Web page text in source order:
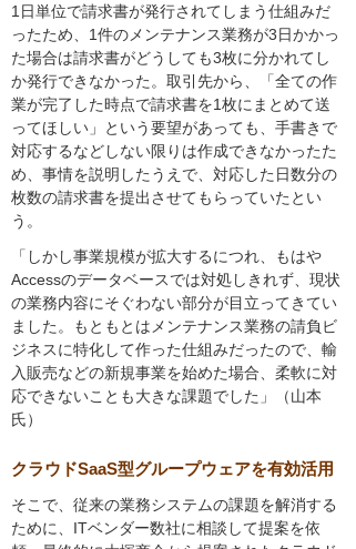
1日単位で請求書が発行されてしまう仕組みだ
ったため、1件のメンテナンス業務が3日かかっ
た場合は請求書がどうしても3枚に分かれてし
か発行できなかった。取引先から、「全ての作
業が完了した時点で請求書を1枚にまとめて送
ってほしい」という要望があっても、手書きで
対応するなどしない限りは作成できなかったた
め、事情を説明したうえで、対応した日数分の
枚数の請求書を提出させてもらっていたとい
う。
「しかし事業規模が拡大するにつれ、もはや
Accessのデータベースでは対処しきれず、現状
の業務内容にそぐわない部分が目立ってきてい
ました。もともとはメンテナンス業務の請負ビ
ジネスに特化して作った仕組みだったので、輸
入販売などの新規事業を始めた場合、柔軟に対
応できないことも大きな課題でした」（山本
氏）
クラウドSaaS型グループウェアを有効活用
そこで、従来の業務システムの課題を解消する
ために、ITベンダー数社に相談して提案を依